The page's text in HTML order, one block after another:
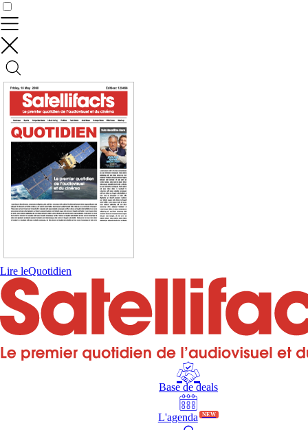
Lire leQuotidien
Base de deals
L'agenda NEW
Contrôler vos données